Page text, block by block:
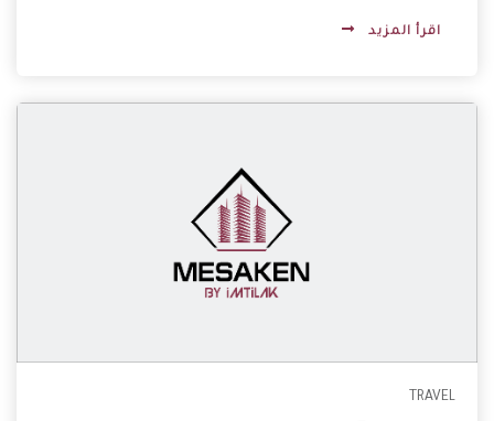
اقرأ المزيد
TRAVEL